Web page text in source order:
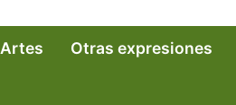
Artes Otras expresiones